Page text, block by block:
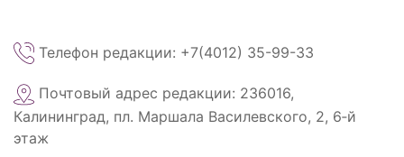
Телефон редакции: +7(4012) 35-99-33
Почтовый адрес редакции: 236016,
Калининград, пл. Маршала Василевского, 2, 6‑й
этаж